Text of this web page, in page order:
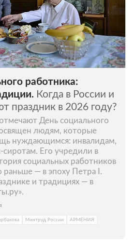
работника:
Когда в России и
праздник в 2026 году?
День социального
людям, которые
нуждающимся: инвалидам,
Его учредили в
социальных работников
раньше — в эпоху Петра I.
и традициях — в
Минтруд России
АРМЕНИЯ